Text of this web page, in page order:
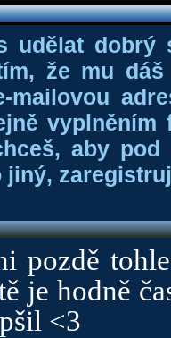
udělat dobrý
že mu
mailovou
aby
jiný,
pozdě
je hodně
<3